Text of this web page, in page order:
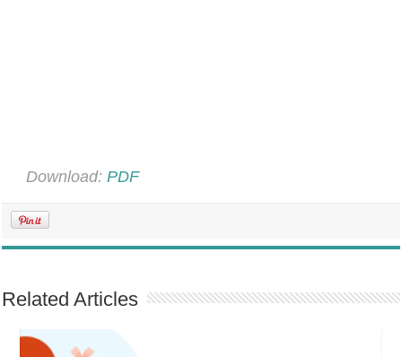
Download:PDF
Related Articles